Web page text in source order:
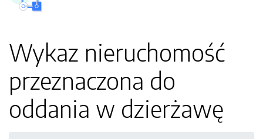
Wykaz nieruchomość
przeznaczona do
oddania w dzierżawę